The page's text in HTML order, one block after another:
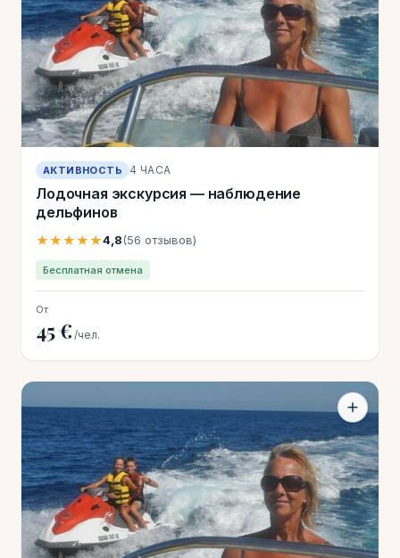
АКТИВНОСТЬ 4 ЧАСА
Лодочная экскурсия — наблюдение
дельфинов
★★★★★4,8(56 отзывов)
Бесплатная отмена
От
45 € /чел.